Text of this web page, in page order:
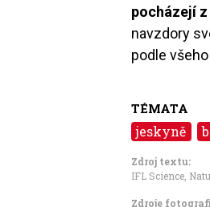
pocházejí
navzdory
podle
TÉMATA
jeskyně
Zdroj textu:
IFL Science,
Zdroje